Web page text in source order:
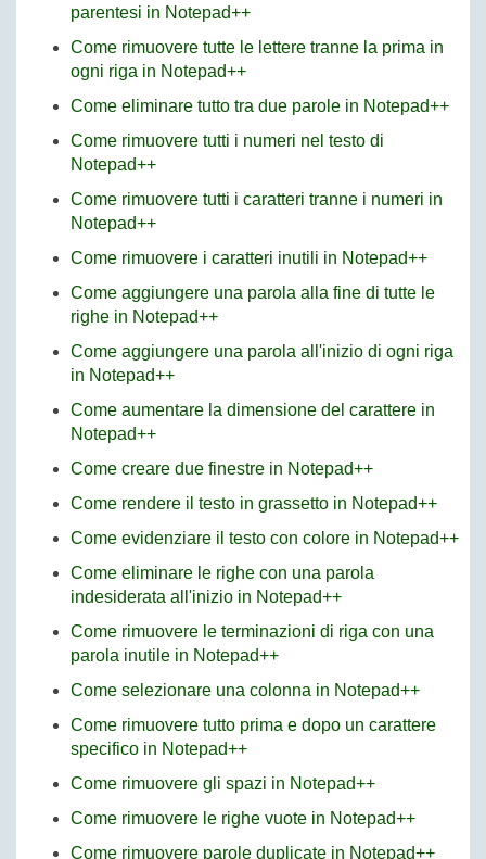
parentesi in Notepad++
Come rimuovere tutte le lettere tranne la prima in
ogni riga in Notepad++
Come eliminare tutto tra due parole in Notepad++
Come rimuovere tutti i numeri nel testo di
Notepad++
Come rimuovere tutti i caratteri tranne i numeri in
Notepad++
Come rimuovere i caratteri inutili in Notepad++
Come aggiungere una parola alla fine di tutte le
righe in Notepad++
Come aggiungere una parola all'inizio di ogni riga
in Notepad++
Come aumentare la dimensione del carattere in
Notepad++
Come creare due finestre in Notepad++
Come rendere il testo in grassetto in Notepad++
Come evidenziare il testo con colore in Notepad++
Come eliminare le righe con una parola
indesiderata all'inizio in Notepad++
Come rimuovere le terminazioni di riga con una
parola inutile in Notepad++
Come selezionare una colonna in Notepad++
Come rimuovere tutto prima e dopo un carattere
specifico in Notepad++
Come rimuovere gli spazi in Notepad++
Come rimuovere le righe vuote in Notepad++
Come rimuovere parole duplicate in Notepad++